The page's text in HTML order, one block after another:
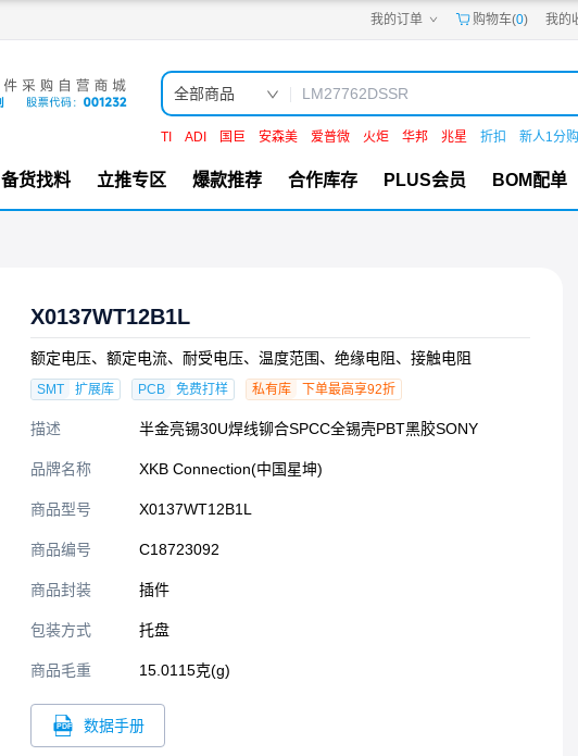
我的订单 购物车(0) 我的
嘉立创PCB
嘉立创FA
机电工坊
全部商品
TI ADI 国巨 安森美 爱普微 火炬 华邦 兆星 折扣 新人1分购
备货找料 立推专区 爆款推荐 合作库存 PLUS会员 BOM配单
X0137WT12B1L
额定电压、额定电流、耐受电压、温度范围、绝缘电阻、接触电阻
SMT 扩展库 PCB 免费打样 私有库 下单最高享92折
描述 半金亮锡30U焊线铆合SPCC全锡壳PBT黑胶SONY
品牌名称 XKB Connection(中国星坤)
商品型号 X0137WT12B1L
商品编号 C18723092
商品封装 插件​
包装方式 托盘
商品毛重 15.0115克(g)
数据手册